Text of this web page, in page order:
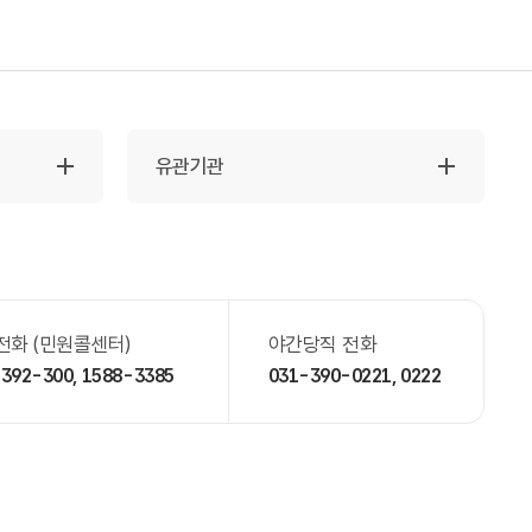
유관기관
화 (민원콜센터)
300, 1588-3385
야간당직 전화
031-390-0221, 0222